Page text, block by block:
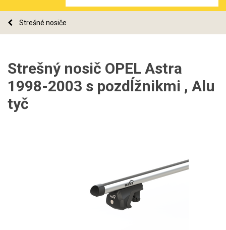
Strešné nosiče
Strešný nosič OPEL Astra
1998-2003 s pozdĺžnikmi , Alu
tyč